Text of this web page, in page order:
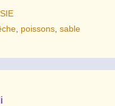
poissons ,sable